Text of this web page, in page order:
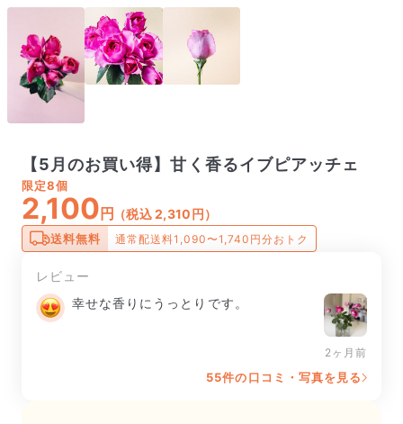
【5月のお買い得】甘く香るイブピアッチェ
限定8個
2,100 円 （税込 2,310円）
送料無料 通常配送料1,090〜1,740円分おトク
レビュー
幸せな香りにうっとりです。
2ヶ月前
55件の口コミ・写真を見る